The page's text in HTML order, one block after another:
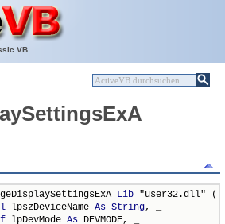
VB.
Lib "user32.dll" (
lpszDeviceName As String, _
lpDevMode As DEVMODE, _